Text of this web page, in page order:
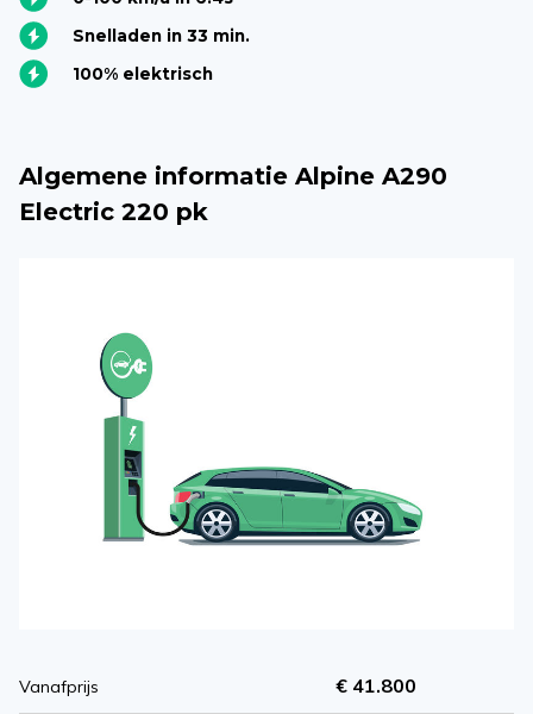
Snelladen in 33 min.
100% elektrisch
Algemene informatie Alpine A290
Electric 220 pk
Vanafprijs € 41.800